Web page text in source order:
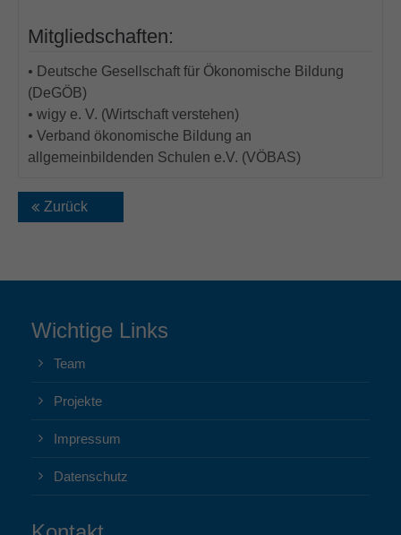
Mitgliedschaften:
• Deutsche Gesellschaft für Ökonomische Bildung
(DeGÖB)
• wigy e. V. (Wirtschaft verstehen)
• Verband ökonomische Bildung an
allgemeinbildenden Schulen e.V. (VÖBAS)
Zurück
Wichtige Links
Team
Projekte
Impressum
Datenschutz